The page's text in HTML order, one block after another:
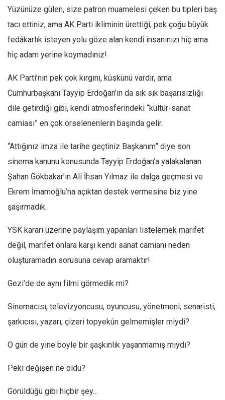
Tüm Sayılar
Kategoriler
Kültür Sanat
Kitap
Karisi kitap sualleri
7 soruda bu hafta
Manzara
Sağlık
Gıda-Beslenme
Siyaset
Avrupa
Asya
Afrika
Avustralya
Tarih
Yüzünüze gülen, size patron muamelesi çeken bu tipleri baş
tacı ettiniz, ama AK Parti ikliminin ürettiği, pek çoğu büyük
fedâkarlık isteyen yolu göze alan kendi insanınızı hiç ama
hiç adam yerine koymadınız!
AK Parti’nin pek çok kırgını, küskünü vardır, ama
Cumhurbaşkanı Tayyip Erdoğan’ın da sık sık başarısızlığı
dile getirdiği gibi, kendi atmosferindeki “kültür-sanat
camiası” en çok örselenenlerin başında gelir.
“Attığınız imza ile tarihe geçtiniz Başkanım” diye son
sinema kanunu konusunda Tayyip Erdoğan’a yalakalanan
Şahan Gökbakar’ın Ali İhsan Yılmaz ile dalga geçmesi ve
Ekrem İmamoğlu’na açıktan destek vermesine biz yine
şaşırmadık.
YSK kararı üzerine paylaşım yapanları listelemek marifet
değil, marifet onlara karşı kendi sanat camianı neden
oluşturamadın sorusuna cevap aramaktır!
Gezi’de de aynı filmi görmedik mi?
Sinemacısı, televizyoncusu, oyuncusu, yönetmeni, senaristi,
şarkıcısı, yazarı, çizeri topyekûn gelmemişler miydi?
O gün de yine böyle bir şaşkınlık yaşanmamış mıydı?
Peki değişen ne oldu?
Görüldüğü gibi hiçbir şey…